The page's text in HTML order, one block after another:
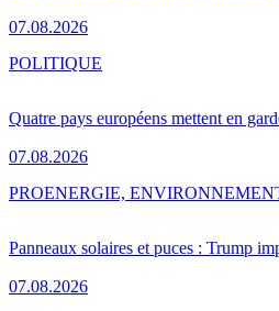
07.08.2026
Quatre pays européens mettent en
07.08.2026
POLITIQUE
Panneaux solaires et puces : Trump
07.08.2026
PROENERGIE,